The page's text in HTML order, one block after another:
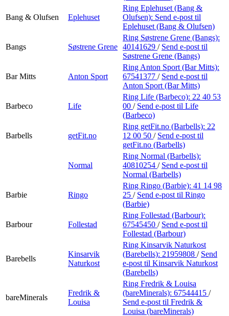
Bang & Olufsen Eplehuset
Ring Eplehuset (Bang &
Olufsen): Send e-post til
Eplehuset (Bang & Olufsen)
Bangs Søstrene Grene
Ring Søstrene Grene (Bangs):
40141629 / Send e-post til
Søstrene Grene (Bangs)
Bar Mitts Anton Sport
Ring Anton Sport (Bar Mitts):
67541377 / Send e-post til
Anton Sport (Bar Mitts)
Barbeco Life
Ring Life (Barbeco): 22 40 53
00 / Send e-post til Life
(Barbeco)
Barbells getFit.no
Ring getFit.no (Barbells): 22
12 00 50 / Send e-post til
getFit.no (Barbells)
Normal
Ring Normal (Barbells):
40810254 / Send e-post til
Normal (Barbells)
Barbie Ringo
Ring Ringo (Barbie): 41 14 98
25 / Send e-post til Ringo
(Barbie)
Barbour Follestad
Ring Follestad (Barbour):
67545450 / Send e-post til
Follestad (Barbour)
Barebells
Kinsarvik
Naturkost
Ring Kinsarvik Naturkost
(Barebells): 21959808 / Send
e-post til Kinsarvik Naturkost
(Barebells)
bareMinerals
Fredrik &
Louisa
Ring Fredrik & Louisa
(bareMinerals): 67544415 /
Send e-post til Fredrik &
Louisa (bareMinerals)